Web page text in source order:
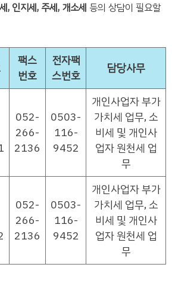
, 인지세, 주세, 개소세 등의 상담이 필요할
팩스
번호
전자팩
스번호
담당사무
052-
266-
2136
0503-
116-
9452
개인사업자 부가
가치세 업무, 소
비세 및 개인사
업자 원천세 업
무
052-
266-
2136
0503-
116-
9452
개인사업자 부가
가치세 업무, 소
비세 및 개인사
업자 원천세 업
무